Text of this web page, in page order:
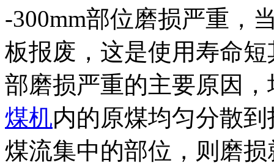
-300mm部位磨损严重，
板报废，这是使用寿命
部磨损严重的主要原因
煤机内的原煤均匀分散
煤流集中的部位，则磨